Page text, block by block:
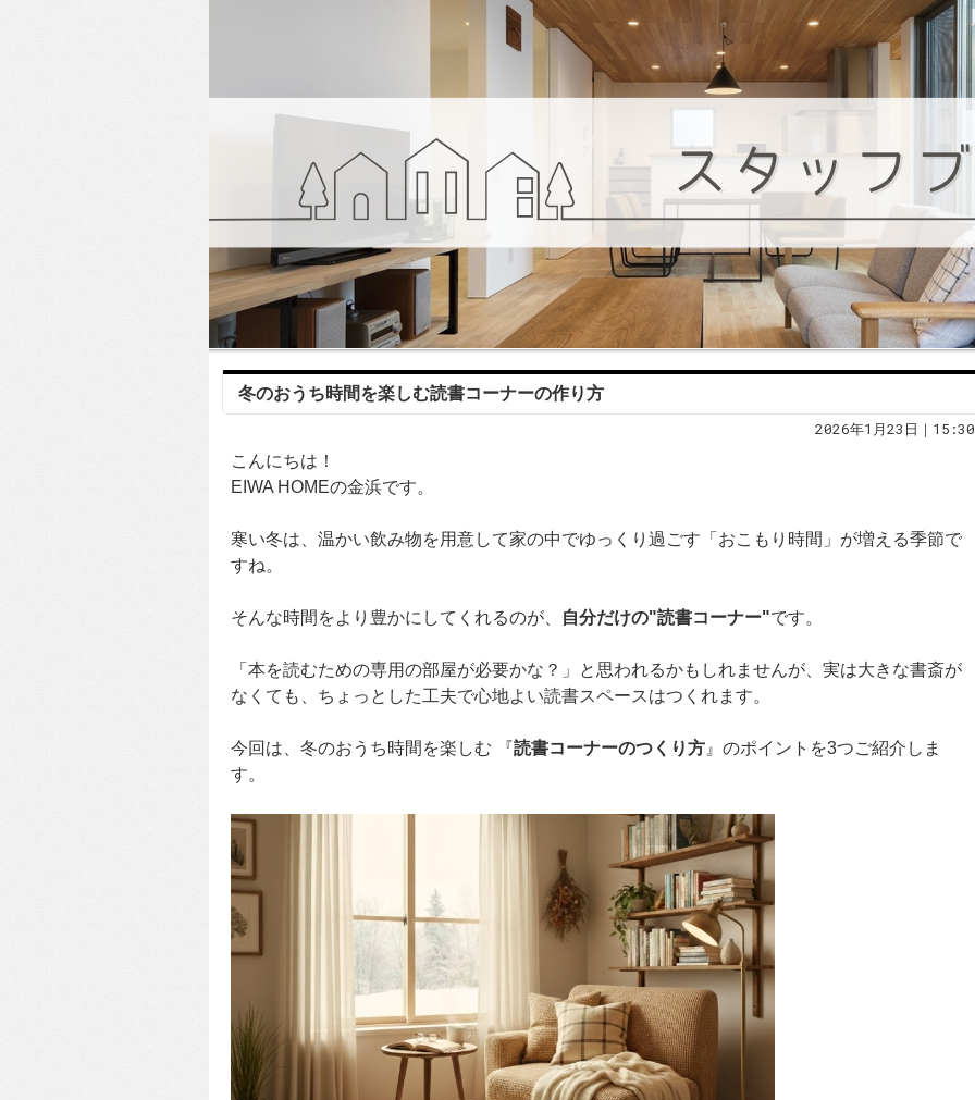
冬のおうち時間を楽しむ読書コーナーの作り方
2026年1月23日｜15:30
こんにちは！
EIWA HOMEの金浜です。
寒い冬は、温かい飲み物を用意して家の中でゆっくり過ごす「おこもり時間」が増える季節で
すね。
そんな時間をより豊かにしてくれるのが、 自分だけの"読書コーナー"です。
「本を読むための専用の部屋が必要かな？」と思われるかもしれませんが、実は大きな書斎が
なくても、ちょっとした工夫で心地よい読書スペースはつくれます。
今回は、冬のおうち時間を楽しむ 『読書コーナーのつくり方 』のポイントを3つご紹介しま
す。